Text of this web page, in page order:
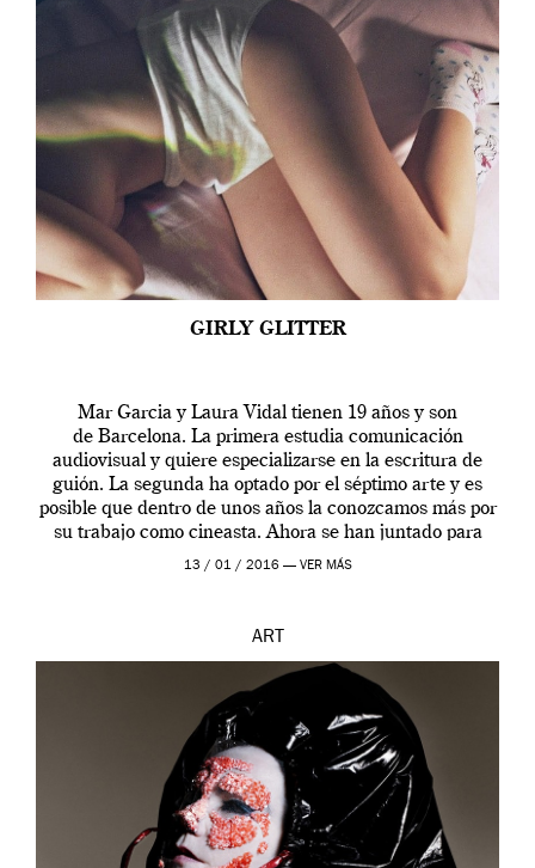
GIRLY GLITTER
Mar Garcia y Laura Vidal tienen 19 años y son
de Barcelona. La primera estudia comunicación
audiovisual y quiere especializarse en la escritura de
guión. La segunda ha optado por el séptimo arte y es
posible que dentro de unos años la conozcamos más por
su trabajo como cineasta. Ahora se han juntado para
contarnos una […]
13 / 01 / 2016 — VER MÁS
ART